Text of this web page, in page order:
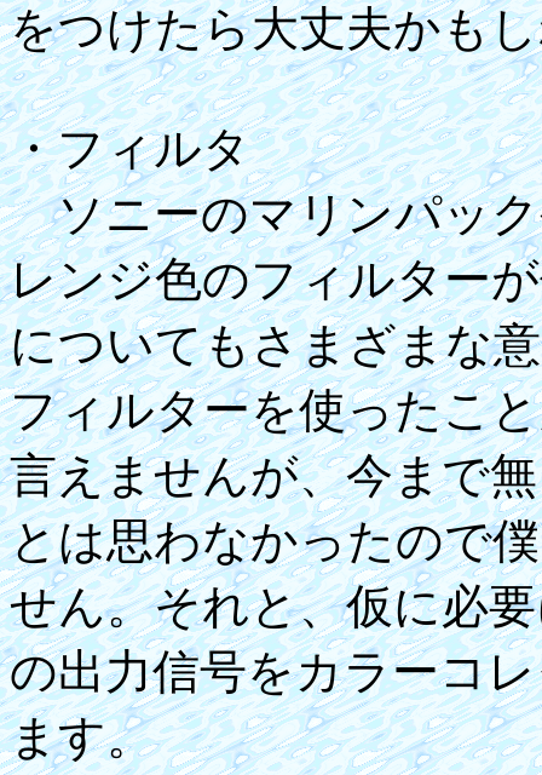
をつけたら大丈夫かも
・フィルタ
ソニーのマリンパック
レンジ色のフィルター
についてもさまざまな
フィルターを使ったこ
言えませんが、今まで
とは思わなかったので
せん。それと、仮に必
の出力信号をカラーコ
ます。